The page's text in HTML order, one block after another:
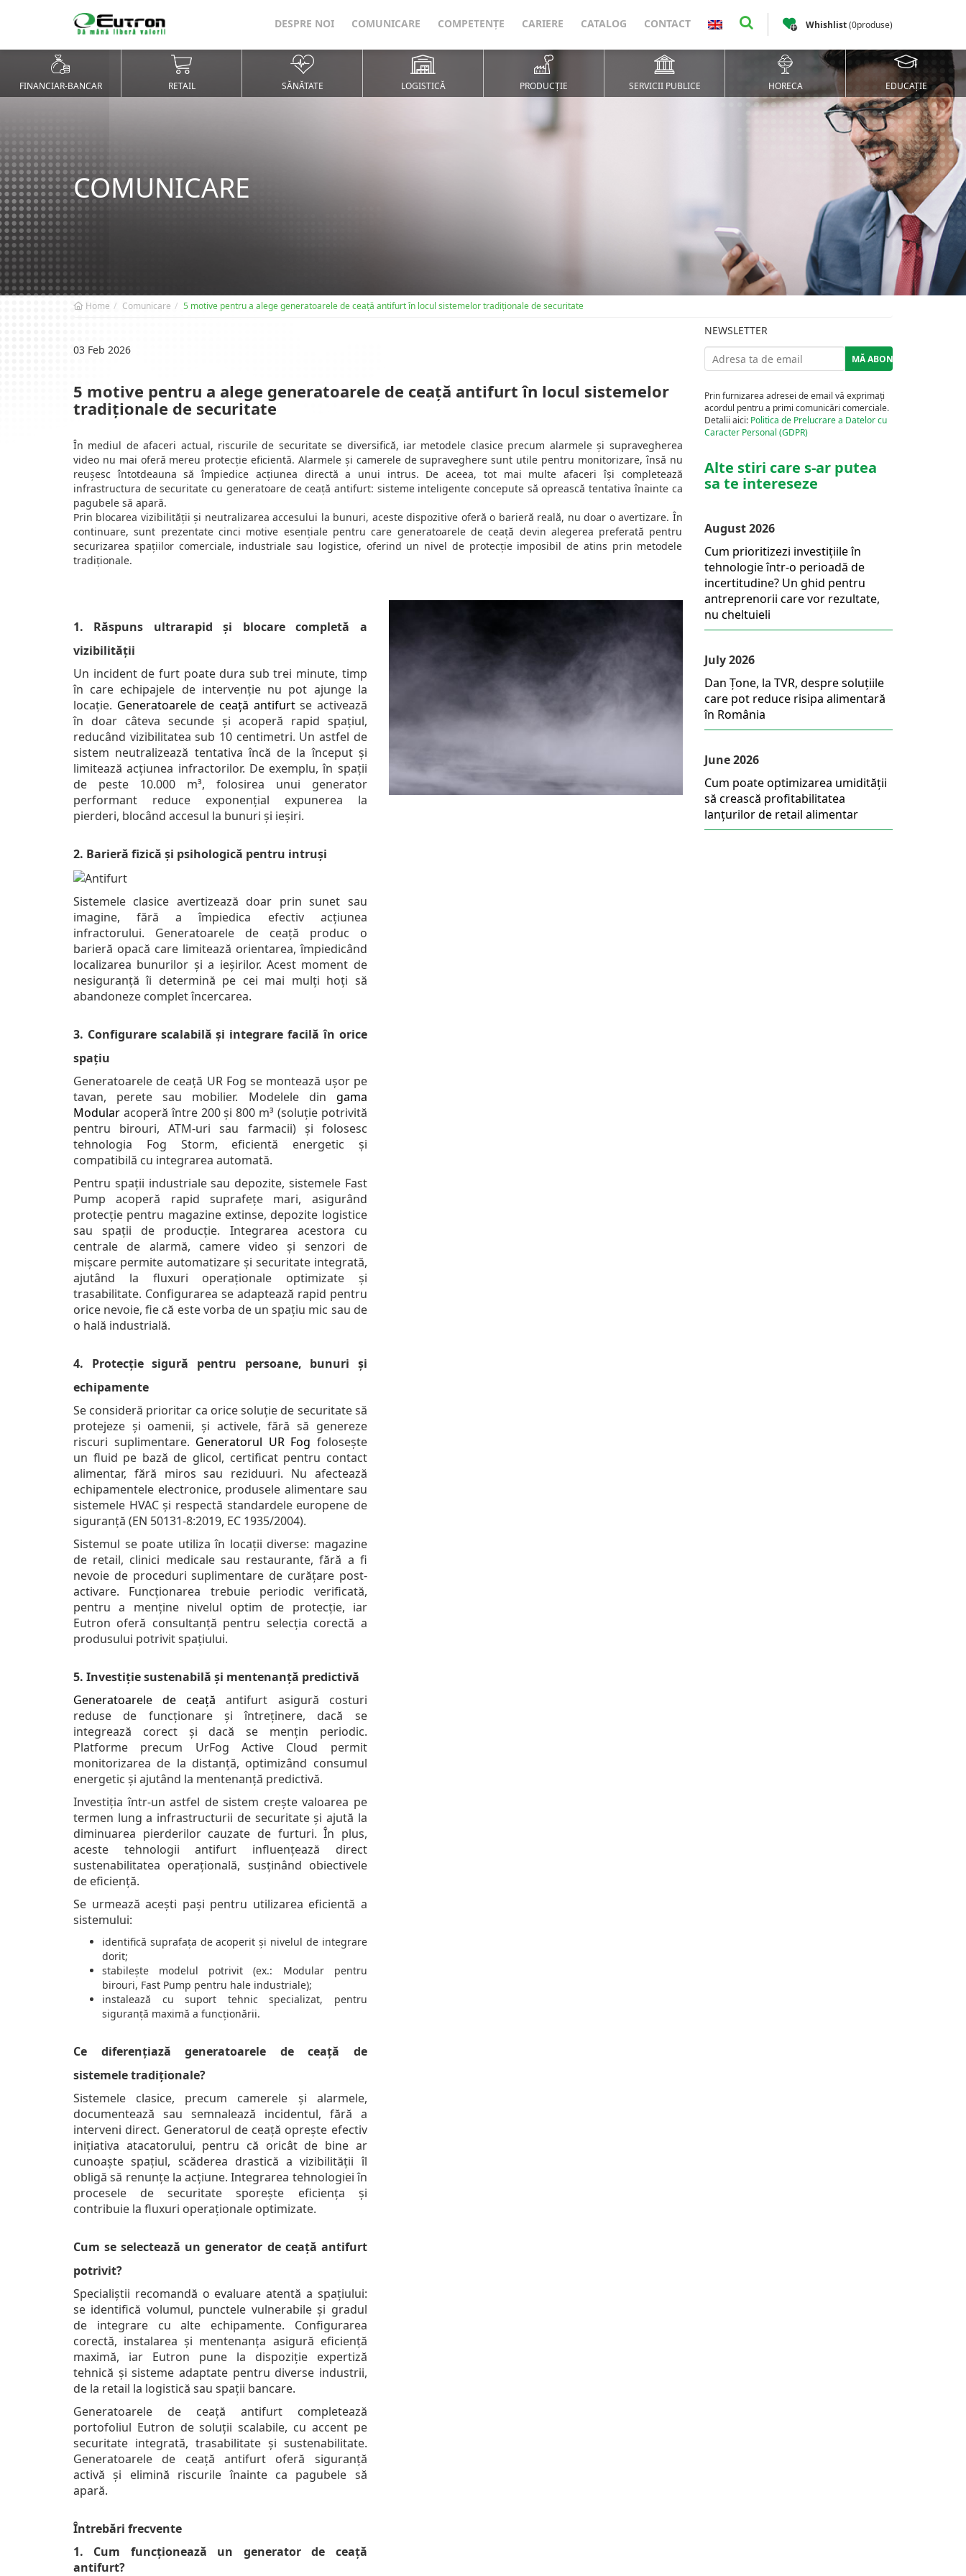
Whishlist(0produse)
DESPRE NOI COMUNICARE COMPETENȚE CARIERE CATALOG CONTACT
FINANCIAR-BANCAR RETAIL SĂNĂTATE LOGISTICĂ PRODUCȚIE SERVICII PUBLICE HORECA EDUCAȚIE
COMUNICARE
Home Comunicare 5 motive pentru a alege generatoarele de ceață antifurt în locul sistemelor tradiționale de securitate
03 Feb 2026
5 motive pentru a alege generatoarele de ceață antifurt în locul sistemelor
tradiționale de securitate
În mediul de afaceri actual, riscurile de securitate se diversifică, iar metodele clasice precum alarmele și supravegherea
video nu mai oferă mereu protecție eficientă. Alarmele și camerele de supraveghere sunt utile pentru monitorizare, însă nu
reușesc întotdeauna să împiedice acțiunea directă a unui intrus. De aceea, tot mai multe afaceri își completează
infrastructura de securitate cu generatoare de ceață antifurt: sisteme inteligente concepute să oprească tentativa înainte ca
pagubele să apară.
Prin blocarea vizibilității și neutralizarea accesului la bunuri, aceste dispozitive oferă o barieră reală, nu doar o avertizare. În
continuare, sunt prezentate cinci motive esențiale pentru care generatoarele de ceață devin alegerea preferată pentru
securizarea spațiilor comerciale, industriale sau logistice, oferind un nivel de protecție imposibil de atins prin metodele
tradiționale.
1. Răspuns ultrarapid și blocare completă a
vizibilității
Un incident de furt poate dura sub trei minute, timp
în care echipajele de intervenție nu pot ajunge la
locație. Generatoarele de ceață antifurtse activează
în doar câteva secunde și acoperă rapid spațiul,
reducând vizibilitatea sub 10 centimetri. Un astfel de
sistem neutralizează tentativa încă de la început și
limitează acțiunea infractorilor. De exemplu, în spații
de peste 10.000 m³, folosirea unui generator
performant reduce exponențial expunerea la
pierderi, blocând accesul la bunuri și ieșiri.
2. Barieră fizică și psihologică pentru intruși
Sistemele clasice avertizează doar prin sunet sau
imagine, fără a împiedica efectiv acțiunea
infractorului. Generatoarele de ceață produc o
barieră opacă care limitează orientarea, împiedicând
localizarea bunurilor și a ieșirilor. Acest moment de
nesiguranță îi determină pe cei mai mulți hoți să
abandoneze complet încercarea.
3. Configurare scalabilă și integrare facilă în orice
spațiu
Generatoarele de ceață UR Fog se montează ușor pe
tavan, perete sau mobilier. Modelele din gama
Modular acoperă între 200 și 800 m³ (soluție potrivită
pentru birouri, ATM-uri sau farmacii) și folosesc
tehnologia Fog Storm, eficientă energetic și
compatibilă cu integrarea automată.
Pentru spații industriale sau depozite, sistemele Fast
Pump acoperă rapid suprafețe mari, asigurând
protecție pentru magazine extinse, depozite logistice
sau spații de producție. Integrarea acestora cu
centrale de alarmă, camere video și senzori de
mișcare permite automatizare și securitate integrată,
ajutând la fluxuri operaționale optimizate și
trasabilitate. Configurarea se adaptează rapid pentru
orice nevoie, fie că este vorba de un spațiu mic sau de
o hală industrială.
4. Protecție sigură pentru persoane, bunuri și
echipamente
Se consideră prioritar ca orice soluție de securitate să
protejeze și oamenii, și activele, fără să genereze
riscuri suplimentare. Generatorul UR Fog folosește
un fluid pe bază de glicol, certificat pentru contact
alimentar, fără miros sau reziduuri. Nu afectează
echipamentele electronice, produsele alimentare sau
sistemele HVAC și respectă standardele europene de
siguranță (EN 50131-8:2019, EC 1935/2004).
Sistemul se poate utiliza în locații diverse: magazine
de retail, clinici medicale sau restaurante, fără a fi
nevoie de proceduri suplimentare de curățare post-
activare. Funcționarea trebuie periodic verificată,
pentru a menține nivelul optim de protecție, iar
Eutron oferă consultanță pentru selecția corectă a
produsului potrivit spațiului.
5. Investiție sustenabilă și mentenanță predictivă
Generatoarele de ceață antifurt asigură costuri
reduse de funcționare și întreținere, dacă se
integrează corect și dacă se mențin periodic.
Platforme precum UrFog Active Cloud permit
monitorizarea de la distanță, optimizând consumul
energetic și ajutând la mentenanță predictivă.
Investiția într-un astfel de sistem crește valoarea pe
termen lung a infrastructurii de securitate și ajută la
diminuarea pierderilor cauzate de furturi. În plus,
aceste tehnologii antifurt influențează direct
sustenabilitatea operațională, susținând obiectivele
de eficiență.
Se urmează acești pași pentru utilizarea eficientă a
sistemului:
identifică suprafața de acoperit și nivelul de integrare
dorit;
stabilește modelul potrivit (ex.: Modular pentru
birouri, Fast Pump pentru hale industriale);
instalează cu suport tehnic specializat, pentru
siguranță maximă a funcționării.
Ce diferențiază generatoarele de ceață de
sistemele tradiționale?
Sistemele clasice, precum camerele și alarmele,
documentează sau semnalează incidentul, fără a
interveni direct. Generatorul de ceață oprește efectiv
inițiativa atacatorului, pentru că oricât de bine ar
cunoaște spațiul, scăderea drastică a vizibilității îl
obligă să renunțe la acțiune. Integrarea tehnologiei în
procesele de securitate sporește eficiența și
contribuie la fluxuri operaționale optimizate.
Cum se selectează un generator de ceață antifurt
potrivit?
Specialiștii recomandă o evaluare atentă a spațiului:
se identifică volumul, punctele vulnerabile și gradul
de integrare cu alte echipamente. Configurarea
corectă, instalarea și mentenanța asigură eficiență
maximă, iar Eutron pune la dispoziție expertiză
tehnică și sisteme adaptate pentru diverse industrii,
de la retail la logistică sau spații bancare.
Generatoarele de ceață antifurt completează
portofoliul Eutron de soluții scalabile, cu accent pe
securitate integrată, trasabilitate și sustenabilitate.
Generatoarele de ceață antifurt oferă siguranță
activă și elimină riscurile înainte ca pagubele să
apară.
Întrebări frecvente
1. Cum funcționează un generator de ceață
antifurt?
NEWSLETTER
Prin furnizarea adresei de email vă exprimați
acordul pentru a primi comunicări comerciale.
Detalii aici: Politica de Prelucrare a Datelor cu
Caracter Personal (GDPR)
Alte stiri care s-ar putea
sa te intereseze
August 2026
Cum prioritizezi investițiile în
tehnologie într-o perioadă de
incertitudine? Un ghid pentru
antreprenorii care vor rezultate,
nu cheltuieli
July 2026
Dan Țone, la TVR, despre soluțiile
care pot reduce risipa alimentară
în România
June 2026
Cum poate optimizarea umidității
să crească profitabilitatea
lanțurilor de retail alimentar